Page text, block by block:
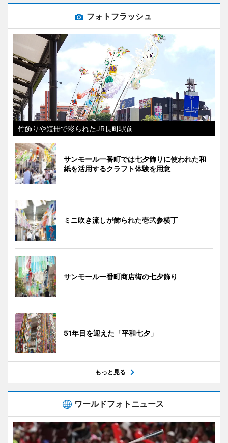
フォトフラッシュ
竹飾りや短冊で彩られたJR長町駅前
サンモール一番町では七夕飾りに使われた和
紙を活用するクラフト体験を用意
ミニ吹き流しが飾られた壱弐参横丁
サンモール一番町商店街の七夕飾り
51年目を迎えた「平和七夕」
もっと見る
ワールドフォトニュース